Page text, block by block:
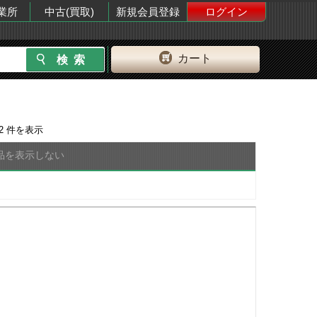
所 中古(買取) 新規会員登録
ログイン
カート
件を表示
を表示しない